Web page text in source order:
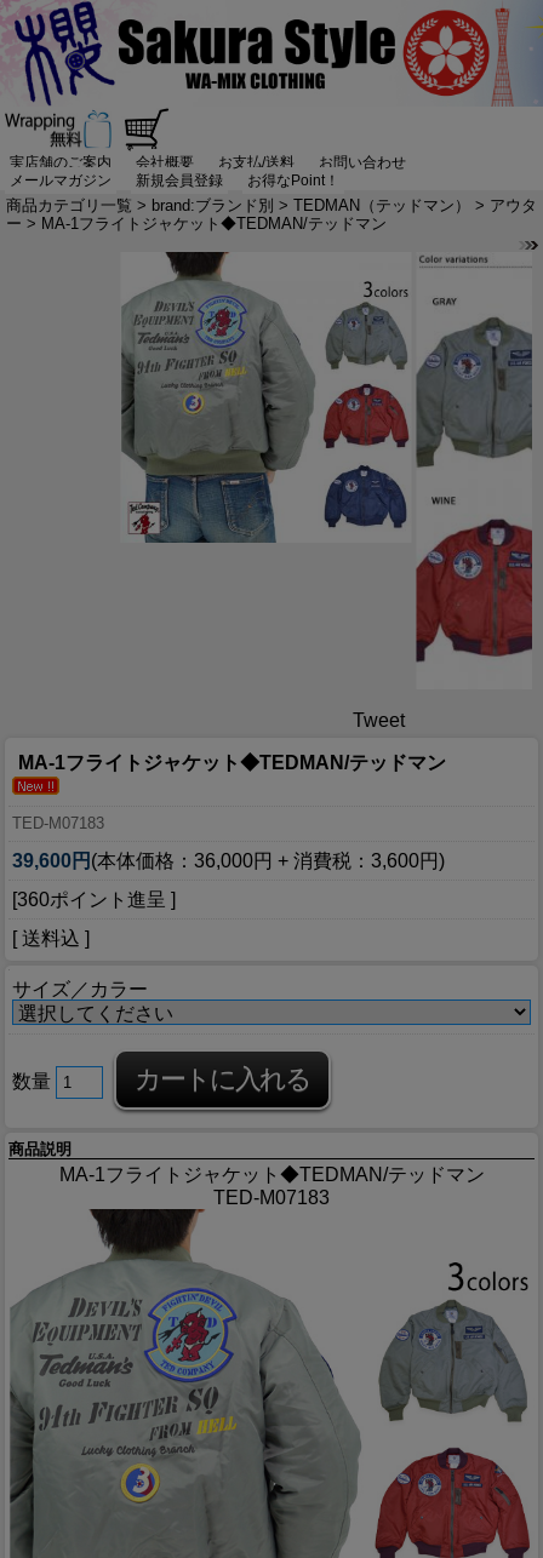
実店舗のご案内 会社概要 お支払/送料
お問い合わせ
メールマガジン
新規会員登録 お得なPoint！
商品カテゴリ一覧 > brand:ブランド別 > TEDMAN（テッドマン） > アウタ
ー > MA-1フライトジャケット◆TEDMAN/テッドマン
Tweet
MA-1フライトジャケット◆TEDMAN/テッドマン
TED-M07183
39,600円 (本体価格：36,000円 + 消費税：3,600円)
[360ポイント進呈 ]
[ 送料込 ]
サイズ／カラー
数量
商品説明
MA-1フライトジャケット◆TEDMAN/テッドマン
TED-M07183